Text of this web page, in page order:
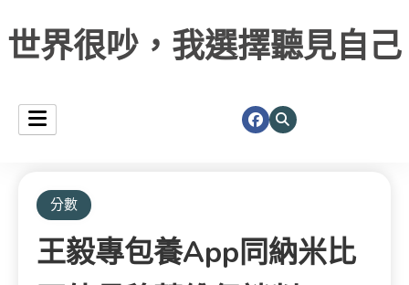
世界很吵，我選擇聽見自己
分數
王毅專包養app同納米比